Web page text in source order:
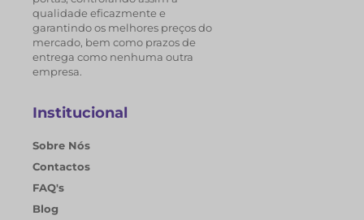
qualidade eficazmente e
garantindo os melhores preços do
mercado, bem como prazos de
entrega como nenhuma outra
empresa.
Institucional
Sobre Nós
Contactos
FAQ's
Blog